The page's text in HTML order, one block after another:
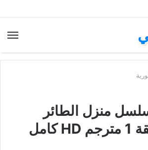
منزل الطائر
الأزرق الحلقة 1 مترجم HD كامل